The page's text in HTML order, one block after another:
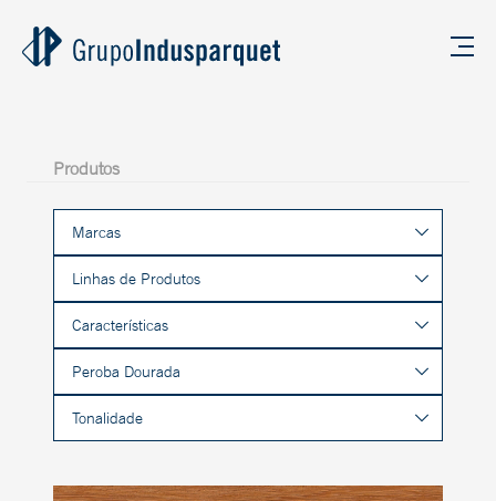
Produtos
Marcas
Linhas de Produtos
Características
Peroba Dourada
Tonalidade